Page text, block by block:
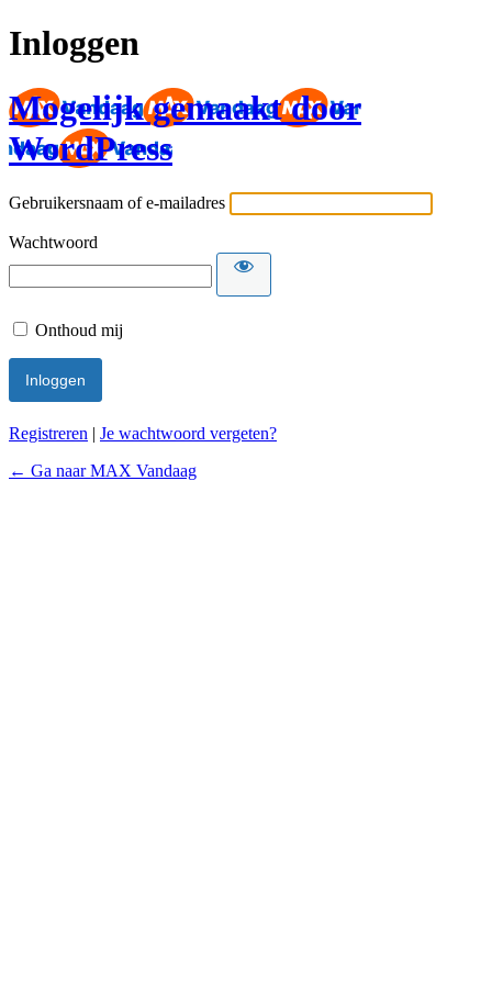
Inloggen
Mogelijk gemaakt door
WordPress
Gebruikersnaam of e-mailadres
Wachtwoord
Onthoud mij
Registreren | Je wachtwoord vergeten?
← Ga naar MAX Vandaag